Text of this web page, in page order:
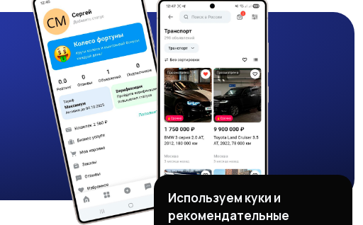
Используем куки и
рекомендательные